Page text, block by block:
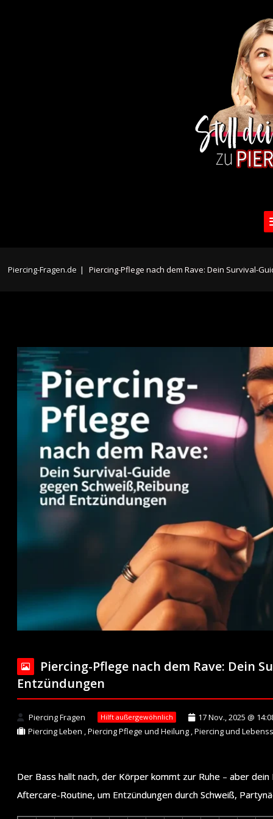
Piercing-Fragen.de | Piercing-Pflege nach dem Rave: Dein Survival-
Piercing-Pflege nach dem Rave: Dein
Entzündungen
Piercing Fragen Hilft außergewöhnlich
17 Nov., 2025 @
Piercing Leben ,Piercing Pflege und Heilung ,Piercing und
Der Bass hallt nach, der Körper kommt zur Ruhe – aber
Aftercare-Routine, um Entzündungen durch Schweiß,